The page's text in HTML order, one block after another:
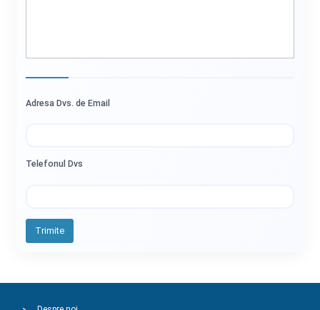
Adresa Dvs. de Email
Telefonul Dvs
Trimite